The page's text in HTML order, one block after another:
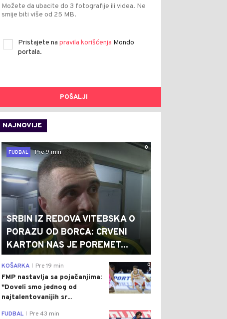
Možete da ubacite do 3 fotografije ili videa. Ne
smije biti više od 25 MB.
Pristajete na pravila korišćenja Mondo
portala.
POŠALJI
NAJNOVIJE
0
FUDBAL
Pre 9 min
SRBIN IZ REDOVA VITEBSKA O
PORAZU OD BORCA: CRVENI
KARTON NAS JE POREMET...
0
KOŠARKA Pre 19 min
FMP nastavlja sa pojačanjima:
"Doveli smo jednog od
najtalentovanijih sr...
0
FUDBAL Pre 43 min